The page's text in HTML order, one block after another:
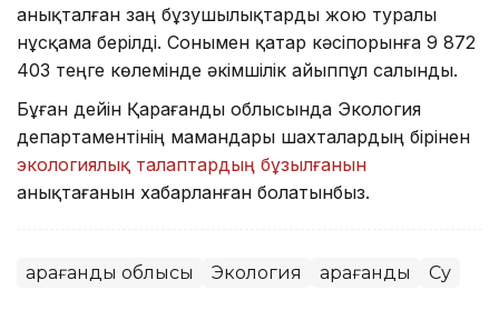
анықталған заң бұзушылықтарды жою туралы
нұсқама берілді. Сонымен қатар кәсіпорынға 9 872
403 теңге көлемінде әкімшілік айыппұл салынды.
Бұған дейін Қарағанды облысында Экология
департаментінің мамандары шахталардың бірінен
экологиялық талаптардың бұзылғанын
анықтағанын хабарланған болатынбыз.
Қарағанды облысы Экология Қарағанды Су